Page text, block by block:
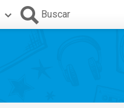
Buscar